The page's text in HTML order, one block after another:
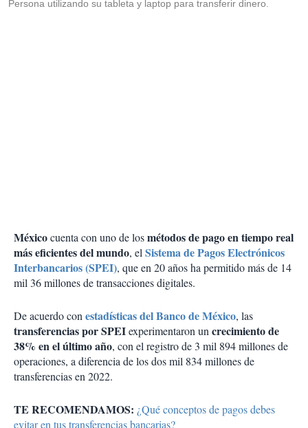
Persona utilizando su tableta y laptop para transferir dinero.
Méxicocuenta con uno de losmétodos de pago en tiempo real
más eficientes del mundo, elSistema de Pagos Electrónicos
Interbancarios (SPEI), que en 20 años ha permitido más de 14
mil 36 millones de transacciones digitales.
De acuerdo conestadísticas del Banco de México, las
transferencias por SPEIexperimentaron uncrecimiento de
38% en el último año, con el registro de 3 mil 894 millones de
operaciones, a diferencia de los dos mil 834 millones de
transferencias en 2022.
TE RECOMENDAMOS: ¿Qué conceptos de pagos debes
evitar en tus transferencias bancarias?